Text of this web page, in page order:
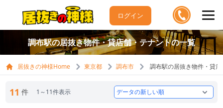
ログイン
調布駅の居抜き物件・貸店舗・テナントの一覧
居抜きの神様Home 東京都 調布市 調布駅の居抜き物件・貸
11 件 1～11件表示